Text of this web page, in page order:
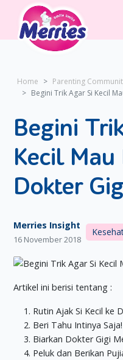
Home Parenting
Begini Trik Agar Si Kecil
Begini
Kecil Mau
Dokter
Merries Insight
16 November 2018
Artikel ini berisi tentang :
Rutin Ajak Si Kecil ke
Beri Tahu Intinya Saja!
Biarkan Dokter Gigi
Peluk dan Berikan